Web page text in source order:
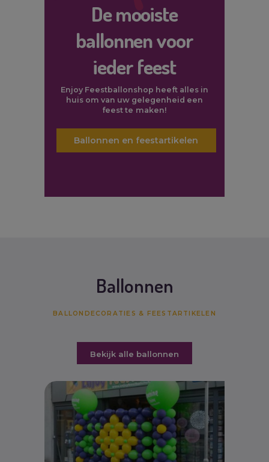
De mooiste
ballonnen voor
ieder feest
Enjoy Feestballonshop heeft alles in
huis om van uw gelegenheid een
feest te maken!
Ballonnen en feestartikelen
Ballonnen
BALLONDECORATIES & FEESTARTIKELEN
Bekijk alle ballonnen